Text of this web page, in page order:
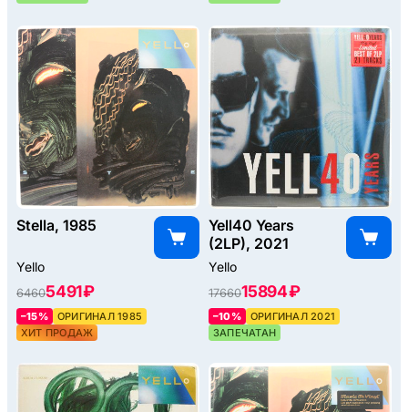
Stella, 1985
Yello
64605491 ₽
–15%
ОРИГИНАЛ 1985
ХИТ ПРОДАЖ
Yell40 Years
(2LP), 2021
Yello
1766015894 ₽
–10%
ОРИГИНАЛ 2021
ЗАПЕЧАТАН